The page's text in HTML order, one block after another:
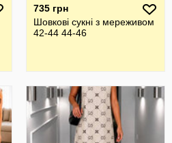
735 грн
Шовкові сукні з мереживом
42-44 44-46